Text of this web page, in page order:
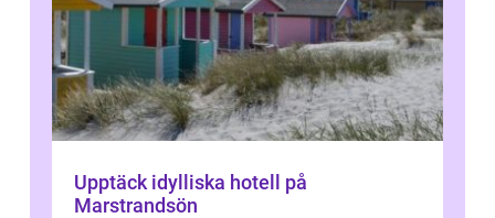
Upptäck idylliska hotell på
Marstrandsön